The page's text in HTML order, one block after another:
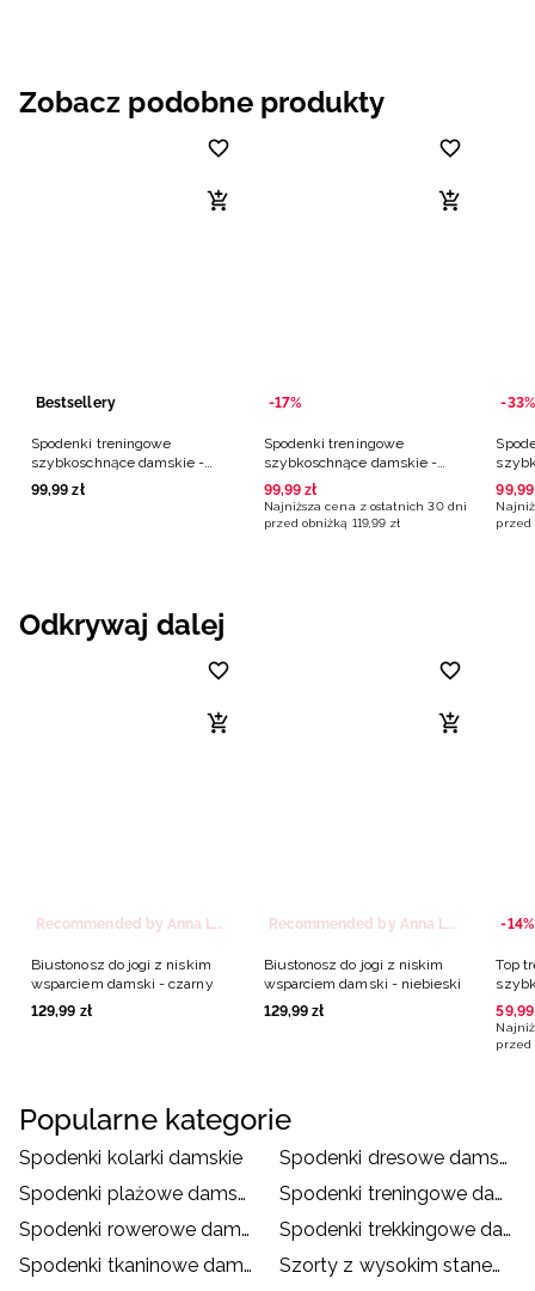
Zobacz podobne produkty
Bestsellery
Spodenki treningowe
szybkoschnące damskie -
czarne
99,99 zł
-17%
Spodenki treningowe
szybkoschnące damskie -
czarne
99,99 zł
Najniższa cena z ostatnich 30 dni
przed obniżką 119,99 zł
-33%
99,99
przed
Odkrywaj dalej
Recommended by Anna Lewandowska
Biustonosz do jogi z niskim
wsparciem damski - czarny
129,99 zł
Recommended by Anna Lewandowska
Biustonosz do jogi z niskim
wsparciem damski - niebieski
129,99 zł
-14%
Top
59,99
przed
Popularne kategorie
Spodenki kolarki damskie
Spodenki dresowe damskie
Spodenki plażowe damskie
Spodenki treningowe damskie
Spodenki rowerowe damskie
Spodenki trekkingowe damskie
Spodenki tkaninowe damskie
Szorty z wysokim stanem damskie